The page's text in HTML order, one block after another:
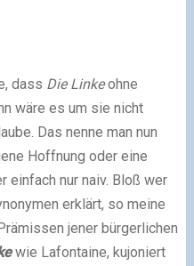
dass Die Linkeohne
wäre es um sie nicht
Das nenne man nun
Hoffnung oder eine
einfach nur naiv. Bloß wer
erklärt, so meine
jener bürgerlichen
wie Lafontaine, kujoniert